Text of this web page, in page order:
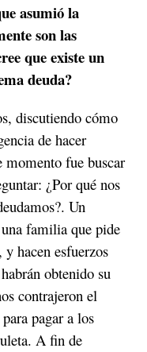
asumió la
son las
que existe un
deuda?
discutiendo cómo
de hacer
fue buscar
¿Por qué nos
Un
familia que pide
hacen esfuerzos
obtenido su
contrajeron el
pagar a los
A fin de